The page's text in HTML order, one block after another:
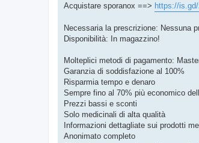
Acquistare sporanox ==> https://
Necessaria la prescrizione: Nessuna
Disponibilità: In magazzino!
Molteplici metodi di pagamento:
Garanzia di soddisfazione al 100%
Risparmia tempo e denaro
Sempre fino al 70% più economico
Prezzi bassi e sconti
Solo medicinali di alta qualità
Informazioni dettagliate sui prodotti
Anonimato completo